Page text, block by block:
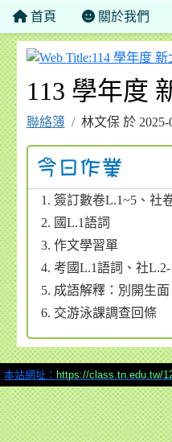
首頁 關於我們
113 學年度
聯絡簿 林文保 於
簽訂數卷L.1~5、社
國L.1語詞
作文學習單
考國L.1語詞、社L.2-
成語解釋：別開生面
交游泳課調查回條
本站網址： https://class.tn.edu.tw/